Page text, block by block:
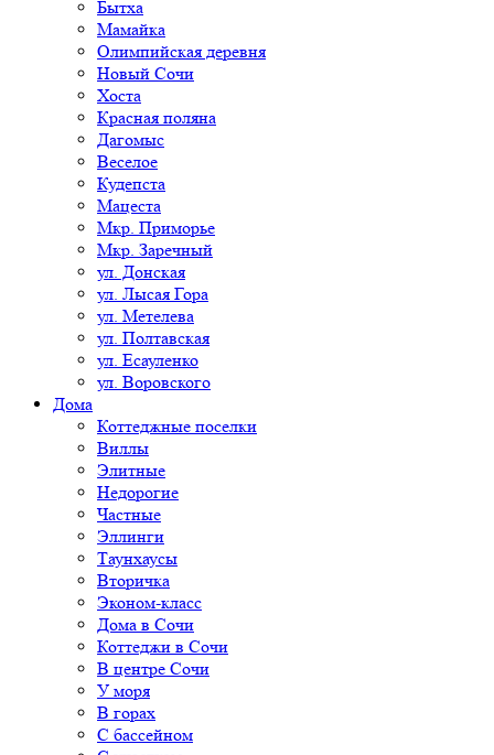
Бытха
Мамайка
Олимпийская деревня
Новый Сочи
Хоста
Красная поляна
Дагомыс
Веселое
Кудепста
Мацеста
Мкр. Приморье
Мкр. Заречный
ул. Донская
ул. Лысая Гора
ул. Метелева
ул. Полтавская
ул. Есауленко
ул. Воровского
Дома
Коттеджные поселки
Виллы
Элитные
Недорогие
Частные
Эллинги
Таунхаусы
Вторичка
Эконом-класс
Дома в Сочи
Коттеджи в Сочи
В центре Сочи
У моря
В горах
С бассейном